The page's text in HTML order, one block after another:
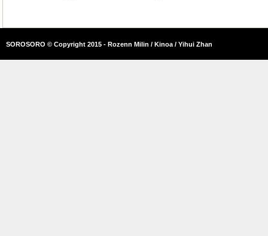
SOROSORO © Copyright 2015 - Rozenn Milin / Kinoa / Yihui Zhan